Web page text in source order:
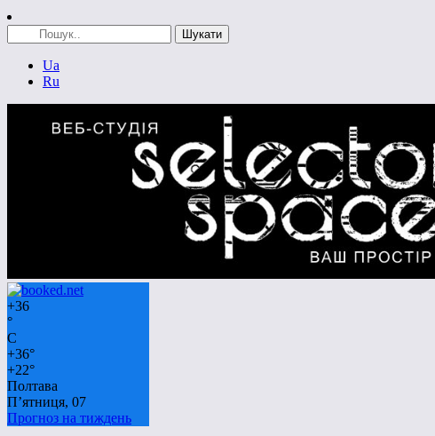
Ua
Ru
+36
°
C
+36°
+22°
Полтава
П’ятниця, 07
Прогноз на тиждень